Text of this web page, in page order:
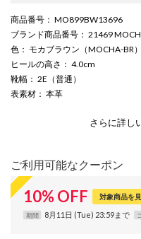
商品番号 ： MO899BW13696
ブランド商品番号 ： 21469
色 ： モカブラウン（MOCHA-BR）
ヒールの高さ ： 4.0cm
靴幅 ： 2E（普通）
表素材 ： 本革
さらに詳し
ご利用可能なクーポン
10% OFF 対象商品を
期間 8月11日 (Tue) 23:59まで